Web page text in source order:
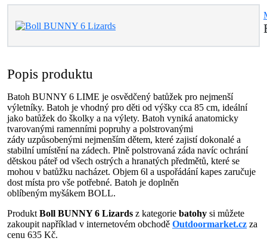
Popis produktu
Batoh BUNNY 6 LIME je osvědčený batůžek pro nejmenší
výletníky. Batoh je vhodný pro děti od výšky cca 85 cm, ideální
jako batůžek do školky a na výlety. Batoh vyniká anatomicky
tvarovanými ramenními popruhy a polstrovanými
zády uzpůsobenými nejmenším dětem, které zajistí dokonalé a
stabilní umístění na zádech. Plně polstrovaná záda navíc ochrání
dětskou páteř od všech ostrých a hranatých předmětů, které se
mohou v batůžku nacházet. Objem 6l a uspořádání kapes zaručuje
dost místa pro vše potřebné. Batoh je doplněn
oblíbeným myšákem BOLL.
Produkt Boll BUNNY 6 Lizards z kategorie batohy si můžete
zakoupit například v internetovém obchodě Outdoormarket.cz za
cenu 635 Kč.